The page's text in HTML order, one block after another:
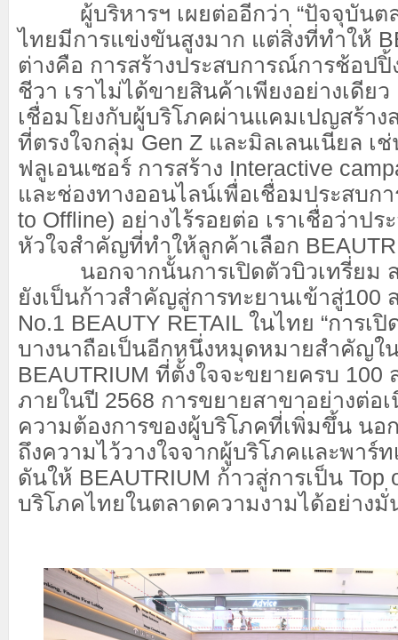
ผู้บริหารฯ เผยต่ออีกว่า “ปัจจุบัน
ไทยมีการแข่งขันสูงมาก แต่สิ่งที่ทำให้
ต่างคือ การสร้างประสบการณ์การช้อป
ชีวา เราไม่ได้ขายสินค้าเพียงอย่างเดียว
เชื่อมโยงกับผู้บริโภคผ่านแคมเปญสร้าง
ที่ตรงใจกลุ่ม Gen Z และมิลเลนเนียล เ
ฟลูเอนเซอร์ การสร้าง Interactive
และช่องทางออนไลน์เพื่อเชื่อมประสบก
to Offline) อย่างไร้รอยต่อ เราเชื่อว่าป
หัวใจสำคัญที่ทำให้ลูกค้าเลือก
นอกจากนั้นการเปิดตัวบิวเทรี่ยม
ยังเป็นก้าวสำคัญสู่การทะยานเข้าสู่100
No.1 BEAUTY RETAIL ในไทย “การเ
บางนาถือเป็นอีกหนึ่งหมุดหมายสำคัญใ
BEAUTRIUM ที่ตั้งใจจะขยายครบ 100
ภายในปี 2568 การขยายสาขาอย่างต่อ
ความต้องการของผู้บริโภคที่เพิ่มขึ้น นอ
ถึงความไว้วางใจจากผู้บริโภคและพาร์
ดันให้ BEAUTRIUM ก้าวสู่การเป็น Top
บริโภคไทยในตลาดความงามได้อย่าง